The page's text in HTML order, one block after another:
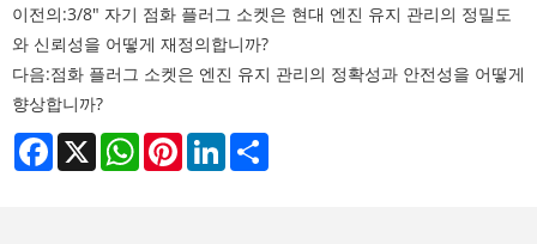
이전의:3/8" 자기 점화 플러그 소켓은 현대 엔진 유지 관리의 정밀도
와 신뢰성을 어떻게 재정의합니까?
다음:점화 플러그 소켓은 엔진 유지 관리의 정확성과 안전성을 어떻게
향상합니까?
Facebook
X WhatsAppPinterestLinkedIn